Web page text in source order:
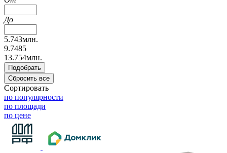
До
5.743млн.
9.7485
13.754млн.
Сортировать
по популярности
по площади
по цене